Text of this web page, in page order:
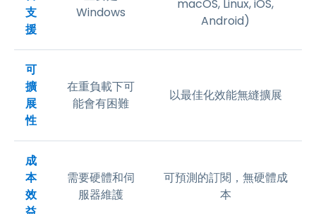
支
援
Windows
macOS, Linux, iOS,
Android)
可
擴
展
性
在重負載下可
能會有困難
以最佳化效能無縫擴展
成
本
效
需要硬體和伺
服器維護
可預測的訂閱，無硬體成
本